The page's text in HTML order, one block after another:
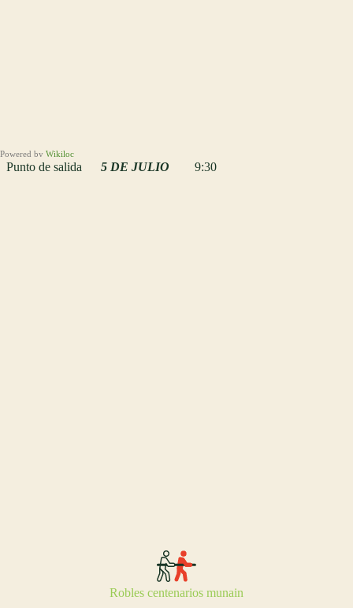
Powered by Wikiloc
Punto de salida 5 DE JULIO 9:30
Robles centenarios munain